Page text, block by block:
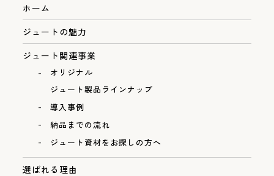
ホーム
ジュートの魅力
ジュート関連事業
オリジナル
ジュート製品ラインナップ
導入事例
納品までの流れ
ジュート資材をお探しの方へ
選ばれる理由